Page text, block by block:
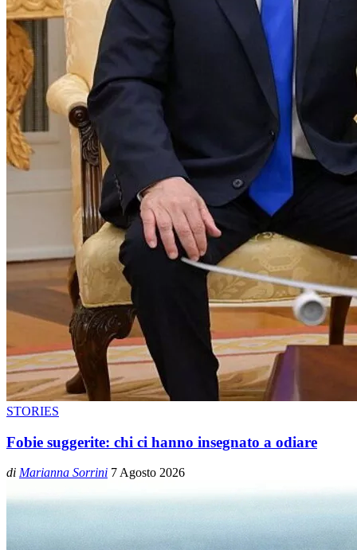
STORIES
Fobie suggerite: chi ci hanno insegnato a odiare
di Marianna Sorrini 7 Agosto 2026